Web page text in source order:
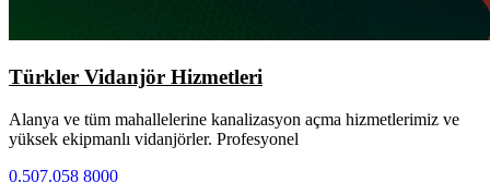
Türkler Vidanjör Hizmetleri
Alanya ve tüm mahallelerine kanalizasyon açma hizmetlerimiz ve
yüksek ekipmanlı vidanjörler. Profesyonel
0.507.058 8000